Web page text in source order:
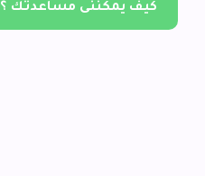
كيف يمكننى مساعدتك ؟